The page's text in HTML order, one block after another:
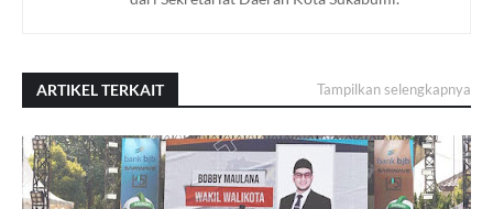
ARTIKEL TERKAIT Tampilkan selengkapnya